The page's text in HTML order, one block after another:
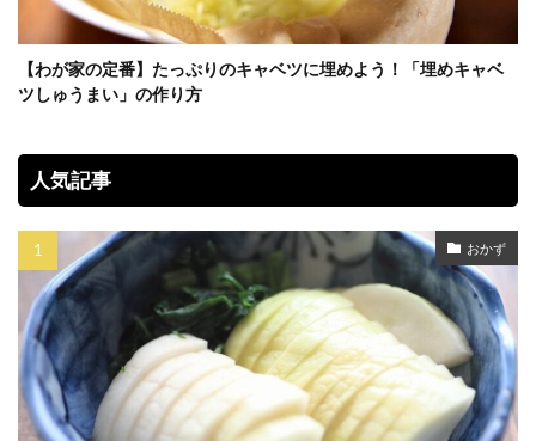
【わが家の定番】たっぷりのキャベツに埋めよう！「埋めキャベ
ツしゅうまい」の作り方
人気記事
おかず